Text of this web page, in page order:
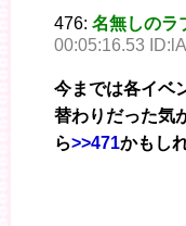
476: 名無しのラ
00:05:16.53
今までは各イベ
替わりだった気
ら>>471かもし